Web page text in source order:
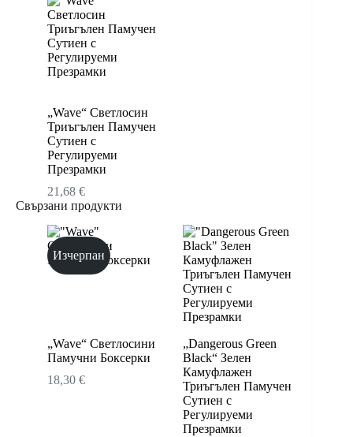
„Wave“ Светлосин
Триъгълен Памучен
Сутиен с
Регулируеми
Презрамки
21,68 €
Свързани продукти
Изчерпан
„Wave“ Светлосини
Памучни Боксерки
18,30 €
„Dangerous Green
Black“ Зелен
Камуфлажен
Триъгълен Памучен
Сутиен с
Регулируеми
Презрамки